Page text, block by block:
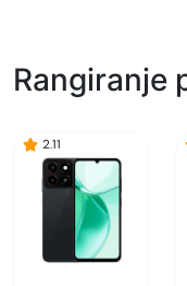
EAN:
6438409090720
Zemlja porekla:
Rangiranje
2.11